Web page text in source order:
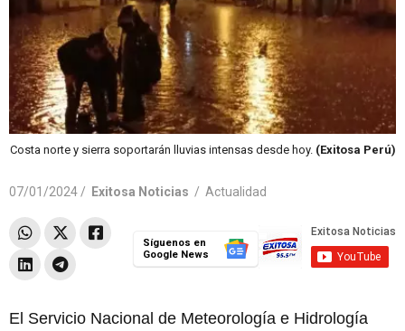
Costa norte y sierra soportarán lluvias intensas desde hoy. (Exitosa Perú)
07/01/2024 / Exitosa Noticias / Actualidad
Síguenos en
Google News
El Servicio Nacional de Meteorología e Hidrología